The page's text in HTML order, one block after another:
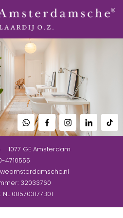
1077 GE Amsterdam
4710555
32033760
NL 005703177B01